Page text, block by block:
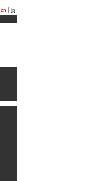
cn
jp